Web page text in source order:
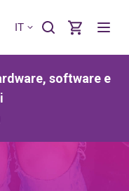
IT
software e